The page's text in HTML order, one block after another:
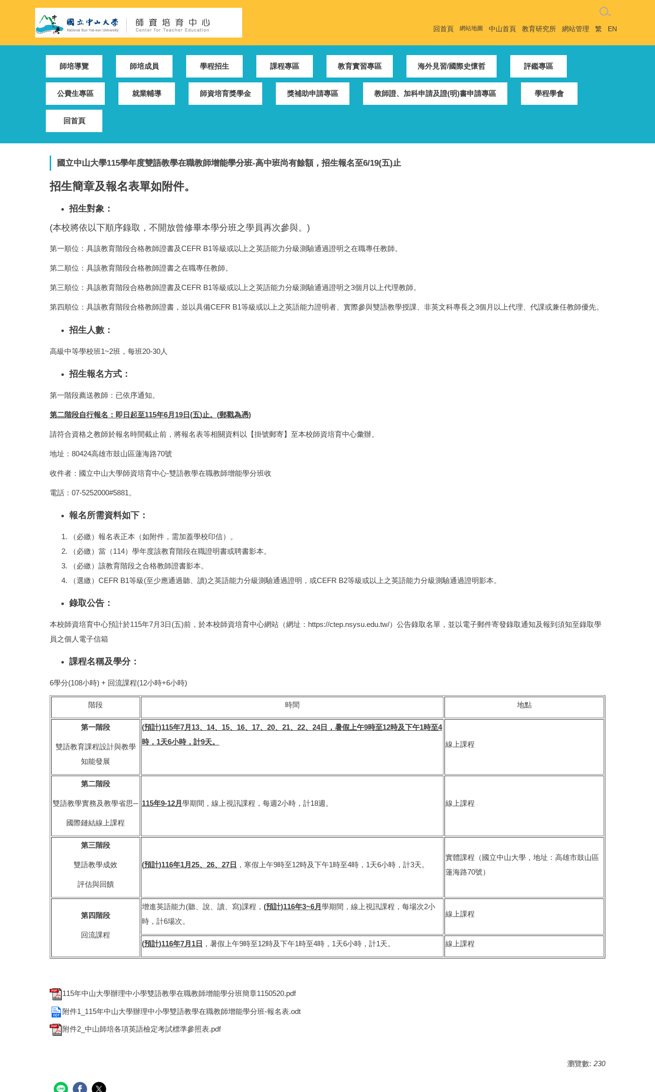
回首頁 網站地圖 中山首頁 教育研究所 網站管理 繁 EN
師培導覽 師培成員 學程招生 課程專區 教育實習專區 海外見習/國際史懷哲 評鑑專區
公費生專區 就業輔導 師資培育獎學金 獎補助申請專區 教師證、加科申請及證(明)書申請專區 學程學會
回首頁
國立中山大學115學年度雙語教學在職教師增能學分班-高中班尚有餘額，招生報名至6/19(五)止
招生簡章及報名表單如附件。
招生對象：
(本校將依以下順序錄取，不開放曾修畢本學分班之學員再次參與。)
第一順位：具該教育階段合格教師證書及CEFR B1等級或以上之英語能力分級測驗通過證明之在職專任教師。
第二順位：具該教育階段合格教師證書之在職專任教師。
第三順位：具該教育階段合格教師證書及CEFR B1等級或以上之英語能力分級測驗通過證明之3個月以上代理教師。
第四順位：具該教育階段合格教師證書，並以具備CEFR B1等級或以上之英語能力證明者、實際參與雙語教學授課、非英文科專長之3個月以上代理、代課或兼任教師優先。
招生人數：
高級中等學校班1~2班，每班20-30人
招生報名方式：
第一階段薦送教師：已依序通知。
第二階段自行報名：即日起至115年6月19 日(五)止。 (郵戳為憑)
請符合資格之教師於報名時間截止前，將報名表等相關資料以【掛號郵寄】至本校師資培育中心彙辦。
地址：80424高雄市鼓山區蓮海路70號
收件者：國立中山大學師資培育中心-雙語教學在職教師增能學分班收
電話：07-5252000#5881。
報名所需資料如下：
（必繳）報名表正本（如附件，需加蓋學校印信）。
（必繳）當（114）學年度該教育階段在職證明書或聘書影本。
（必繳）該教育階段之合格教師證書影本。
（選繳）CEFR B1等級(至少應通過聽、讀)之英語能力分級測驗通過證明，或CEFR B2等級或以上之英語能力分級測驗通過證明影本。
錄取公告：
本校師資培育中心預計於115年7月3日(五)前，於本校師資培育中心網站（網址： https://ctep.nsysu.edu.tw/）公告錄取名單，並以電子郵件寄發錄取通知及報到須知至錄取學
員之個人電子信箱
課程名稱及學分：
6學分(108小時) + 回流課程(12小時+6小時)
階段 時間 地點
第一階段
雙語教育課程設計與教學
知能發展
(預計)115年7月 13、 14、 15、 16、 17、 20、 21、 22、 24日，暑假上午9時至12時及下午1時至4
時， 1天6小時，計9天。 線上課程
第二階段
雙語教學實務及教學省思─
國際鏈結線上課程
115年9-12月 學期間，線上視訊課程，每週2小時，計18週。 線上課程
第三階段
雙語教學成效
評估與回饋
(預計)116年1月 25、 26、 27 日 ，寒假上午9時至12時及下午1時至4時，1天6小時，計3天。
實體課程（國立中山大學，地址：高雄市鼓山區
蓮海路70號）
第四階段
回流課程
增進英語能力(聽、說、讀、寫)課程， (預計)116年3~6月 學期間，線上視訊課程，每場次2小
時，計6場次。
線上課程
(預計)116年7月 1 日 ，暑假上午9時至12時及下午1時至4時，1天6小時，計1天。 線上課程
115年中山大學辦理中小學雙語教學在職教師增能學分班簡章1150520.pdf
附件1_115年中山大學辦理中小學雙語教學在職教師增能學分班-報名表.odt
附件2_中山師培各項英語檢定考試標準參照表.pdf
瀏覽數: 230